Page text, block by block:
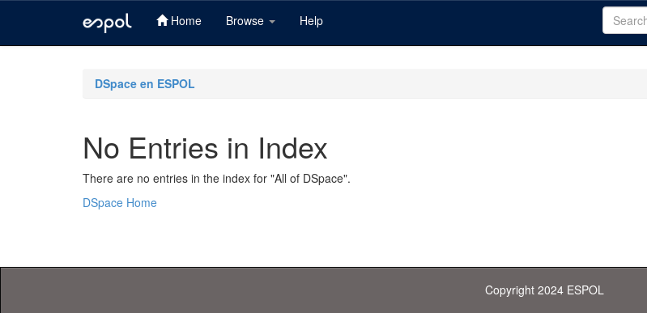
Home Browse Help
DSpace en ESPOL
No Entries in Index
There are no entries in the index for "All of DSpace".
DSpace Home
Copyright 2024 ESPOL